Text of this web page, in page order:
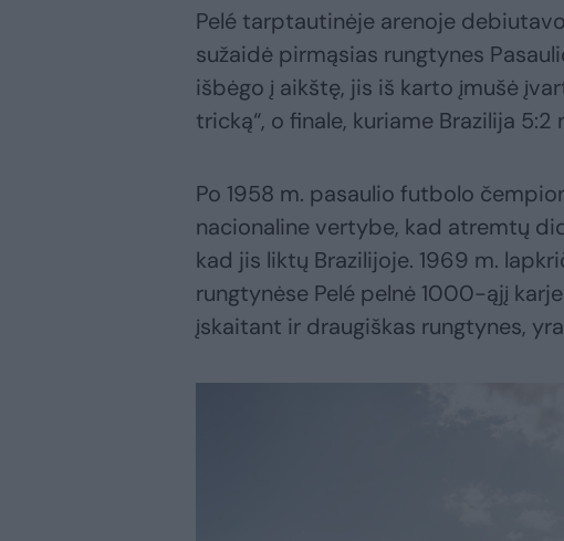
Pelé tarptautinėje arenoje
sužaidė pirmąsias rungtynes
išbėgo į aikštę, jis iš karto įmušė
tricką“, o finale, kuriame Brazilija
Po 1958 m. pasaulio futbolo
nacionaline vertybe, kad atremtų
kad jis liktų Brazilijoje. 1969 m.
rungtynėse Pelé pelnė 1000-ąjį
įskaitant ir draugiškas rungtynes,